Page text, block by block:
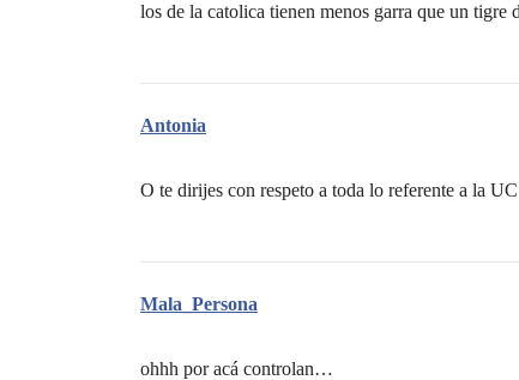
los de la catolica tienen menos garra que un
Antonia
O te dirijes con respeto a toda lo referente a la
Mala_Persona
ohhh por acá controlan…